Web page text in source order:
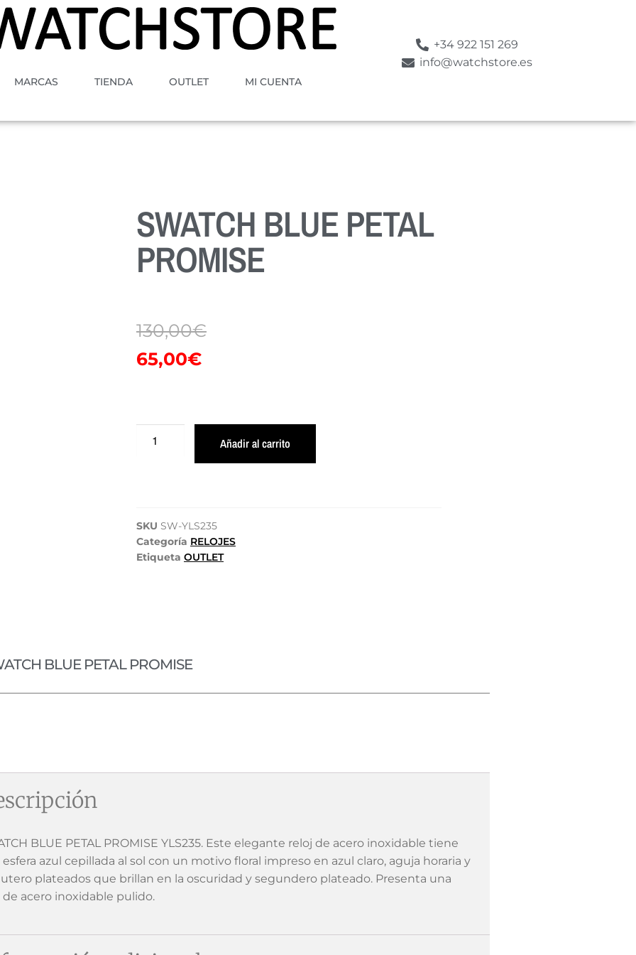
MARCAS TIENDA OUTLET MI CUENTA
+34 922 151 269
info@watchstore.es
SWATCH BLUE PETAL
PROMISE
130,00€
65,00€
Añadir al carrito
SKU SW-YLS235
Categoría RELOJES
Etiqueta OUTLET
BLUE PETAL PROMISE
BLUE PETAL PROMISE YLS235. Este elegante reloj de acero inoxidable tiene
azul cepillada al sol con un motivo floral impreso en azul claro, aguja horaria y
plateados que brillan en la oscuridad y segundero plateado. Presenta una
de acero inoxidable pulido.